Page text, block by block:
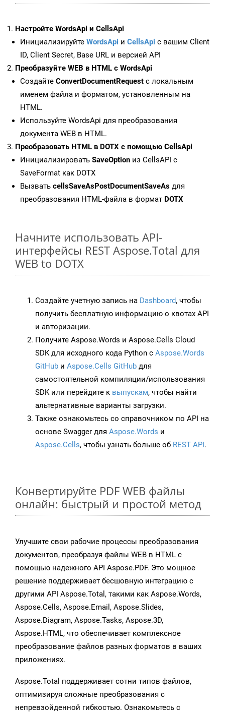
Настройте WordsApi и CellsApi
Инициализируйте WordsApi и CellsApi с вашим Client
ID, Client Secret, Base URL и версией API
Преобразуйте WEB в HTML с WordsApi
Создайте ConvertDocumentRequest с локальным
именем файла и форматом, установленным на
HTML.
Используйте WordsApi для преобразования
документа WEB в HTML.
Преобразовать HTML в DOTX с помощью CellsApi
Инициализировать SaveOption из CellsAPI с
SaveFormat как DOTX
Вызвать cellsSaveAsPostDocumentSaveAs для
преобразования HTML-файла в формат DOTX
Начните использовать API-
интерфейсы REST Aspose.Total для
WEB to DOTX
Создайте учетную запись на Dashboard, чтобы
получить бесплатную информацию о квотах API
и авторизации.
Получите Aspose.Words и Aspose.Cells Cloud
SDK для исходного кода Python с Aspose.Words
GitHub и Aspose.Cells GitHub для
самостоятельной компиляции/использования
SDK или перейдите к выпускам, чтобы найти
альтернативные варианты загрузки.
Также ознакомьтесь со справочником по API на
основе Swagger для Aspose.Words и
Aspose.Cells, чтобы узнать больше об REST API.
Конвертируйте PDF WEB файлы
онлайн: быстрый и простой метод
Улучшите свои рабочие процессы преобразования
документов, преобразуя файлы WEB в HTML с
помощью надежного API Aspose.PDF. Это мощное
решение поддерживает бесшовную интеграцию с
другими API Aspose.Total, такими как Aspose.Words,
Aspose.Cells, Aspose.Email, Aspose.Slides,
Aspose.Diagram, Aspose.Tasks, Aspose.3D,
Aspose.HTML, что обеспечивает комплексное
преобразование файлов разных форматов в ваших
приложениях.
Aspose.Total поддерживает сотни типов файлов,
оптимизируя сложные преобразования с
непревзойденной гибкостью. Ознакомьтесь с